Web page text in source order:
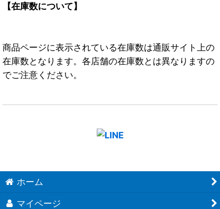
【在庫数について】
商品ページに表示されている在庫数は通販サイト上の
在庫数となります。各店舗の在庫数とは異なりますの
でご注意ください。
ホーム
マイページ